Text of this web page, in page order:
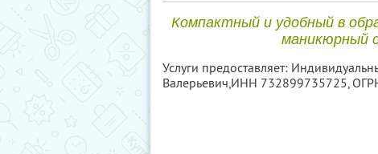
Компактный и удобный в
маникюрный
Услуги предоставляет:
Валерьевич,ИНН 732899735725,